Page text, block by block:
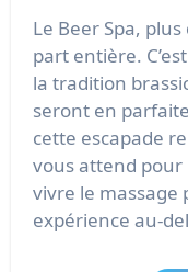
Le Beer Spa,
part entière.
la tradition
seront en
cette escapade
vous attend
vivre le massage
expérience au-